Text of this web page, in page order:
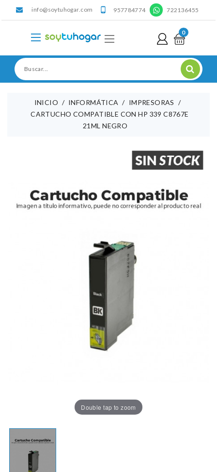
info@soytuhogar.com  957784774 ' 722136455
0
INICIO INFORMÁTICA
IMPRESORAS
CARTUCHO COMPATIBLE CON HP 339 C8767E
21ML NEGRO
Double tap to zoom